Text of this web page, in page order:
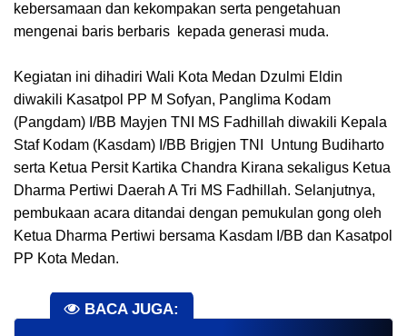
kebersamaan dan kekompakan serta pengetahuan
mengenai baris berbaris kepada generasi muda.
Kegiatan ini dihadiri Wali Kota Medan Dzulmi Eldin
diwakili Kasatpol PP M Sofyan, Panglima Kodam
(Pangdam) I/BB Mayjen TNI MS Fadhillah diwakili Kepala
Staf Kodam (Kasdam) I/BB Brigjen TNI Untung Budiharto
serta Ketua Persit Kartika Chandra Kirana sekaligus Ketua
Dharma Pertiwi Daerah A Tri MS Fadhillah. Selanjutnya,
pembukaan acara ditandai dengan pemukulan gong oleh
Ketua Dharma Pertiwi bersama Kasdam I/BB dan Kasatpol
PP Kota Medan.
BACA JUGA: